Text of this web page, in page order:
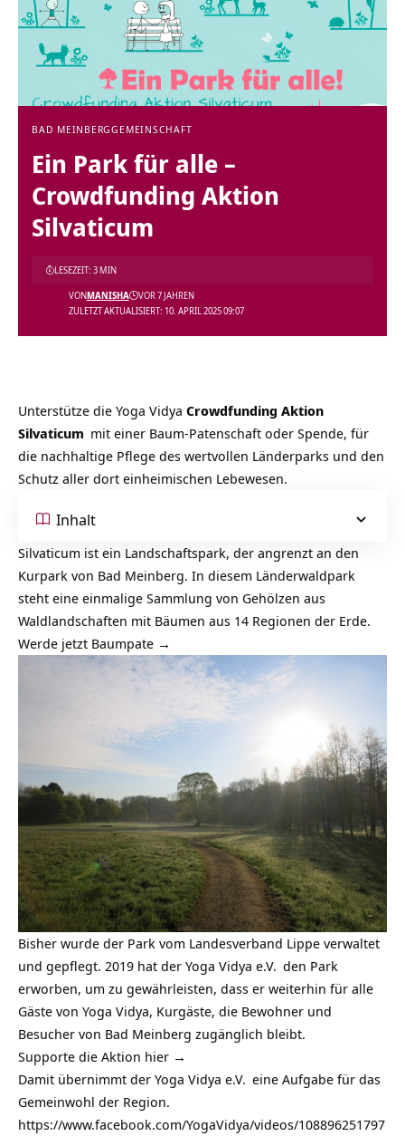
BAD MEINBERGGEMEINSCHAFT
Ein Park für alle –
Crowdfunding Aktion
Silvaticum
ZULETZT AKTUALISIERT: 10. APRIL 2025 09:07
VONMANISHA VOR 7 JAHREN
LESEZEIT: 3 MIN
Unterstütze die Yoga Vidya Crowdfunding Aktion
Silvaticum mit einer Baum-Patenschaft oder Spende, für
die nachhaltige Pflege des wertvollen Länderparks und den
Schutz aller dort einheimischen Lebewesen.
Inhalt
Silvaticum ist ein Landschaftspark, der angrenzt an den
Kurpark von Bad Meinberg. In diesem Länderwaldpark
steht eine einmalige Sammlung von Gehölzen aus
Waldlandschaften mit Bäumen aus 14 Regionen der Erde.
Werde jetzt Baumpate →
Bisher wurde der Park vom Landesverband Lippe verwaltet
und gepflegt. 2019 hat der Yoga Vidya e.V. den Park
erworben, um zu gewährleisten, dass er weiterhin für alle
Gäste von Yoga Vidya, Kurgäste, die Bewohner und
Besucher von Bad Meinberg zugänglich bleibt.
Supporte die Aktion hier →
Damit übernimmt der Yoga Vidya e.V. eine Aufgabe für das
Gemeinwohl der Region.
https://www.facebook.com/YogaVidya/videos/108896251797